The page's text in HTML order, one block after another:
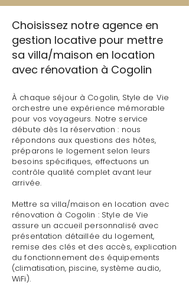
Choisissez notre agence en
gestion locative pour mettre
sa villa/maison en location
avec rénovation à Cogolin
À chaque séjour à Cogolin, Style de Vie
orchestre une expérience mémorable
pour vos voyageurs. Notre service
débute dès la réservation : nous
répondons aux questions des hôtes,
préparons le logement selon leurs
besoins spécifiques, effectuons un
contrôle qualité complet avant leur
arrivée.
Mettre sa villa/maison en location avec
rénovation à Cogolin : Style de Vie
assure un accueil personnalisé avec
présentation détaillée du logement,
remise des clés et des accès, explication
du fonctionnement des équipements
(climatisation, piscine, système audio,
WiFi).